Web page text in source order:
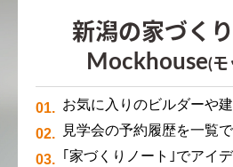
新潟の家づく
Mockhouse(モ
お気に入りのビルダーや
見学会の予約履歴を一覧
｢家づくりノート｣でアイ